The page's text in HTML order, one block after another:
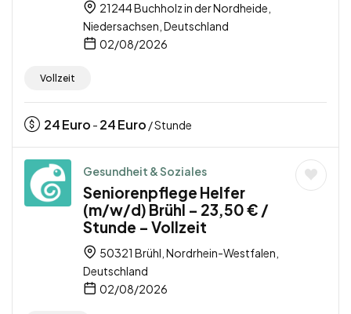
21244 Buchholz in der Nordheide,
Niedersachsen, Deutschland
02/08/2026
Vollzeit
24Euro - 24Euro / Stunde
Gesundheit & Soziales
Seniorenpflege Helfer
(m/w/d) Brühl – 23,50 € /
Stunde – Vollzeit
50321 Brühl, Nordrhein-Westfalen,
Deutschland
02/08/2026